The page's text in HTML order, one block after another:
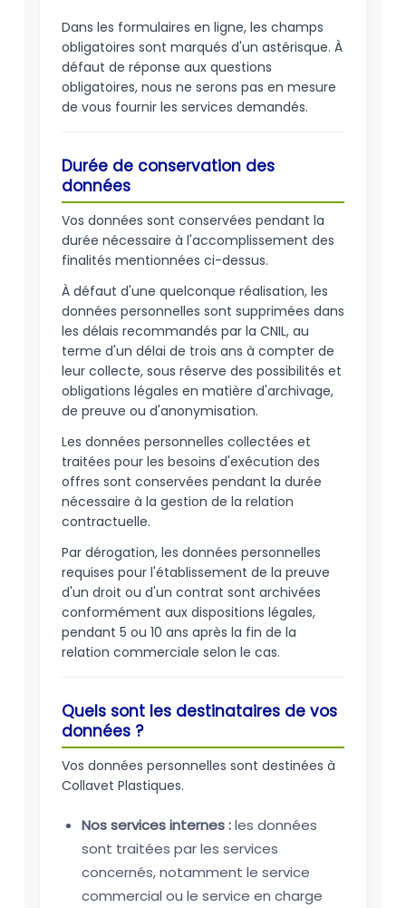
Dans les formulaires en ligne, les champs
obligatoires sont marqués d'un astérisque. À
défaut de réponse aux questions
obligatoires, nous ne serons pas en mesure
de vous fournir les services demandés.
Durée de conservation des
données
Vos données sont conservées pendant la
durée nécessaire à l'accomplissement des
finalités mentionnées ci-dessus.
À défaut d'une quelconque réalisation, les
données personnelles sont supprimées dans
les délais recommandés par la CNIL, au
terme d'un délai de trois ans à compter de
leur collecte, sous réserve des possibilités et
obligations légales en matière d'archivage,
de preuve ou d'anonymisation.
Les données personnelles collectées et
traitées pour les besoins d'exécution des
offres sont conservées pendant la durée
nécessaire à la gestion de la relation
contractuelle.
Par dérogation, les données personnelles
requises pour l'établissement de la preuve
d'un droit ou d'un contrat sont archivées
conformément aux dispositions légales,
pendant 5 ou 10 ans après la fin de la
relation commerciale selon le cas.
Quels sont les destinataires de vos
données ?
Vos données personnelles sont destinées à
Collavet Plastiques.
Nos services internes :les données
sont traitées par les services
concernés, notamment le service
commercial ou le service en charge